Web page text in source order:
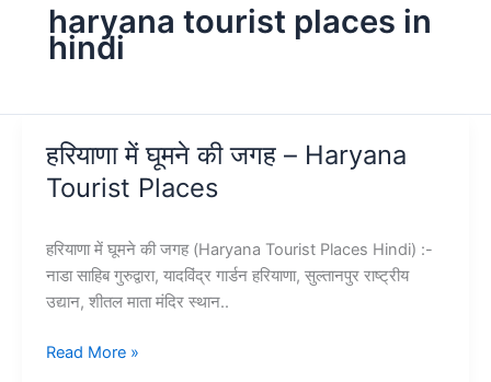
haryana tourist places in
hindi
हरियाणा में घूमने की जगह – Haryana
Tourist Places
हरियाणा में घूमने की जगह (Haryana Tourist Places Hindi) :-
नाडा साहिब गुरुद्वारा, यादविंद्र गार्डन हरियाणा, सुल्तानपुर राष्ट्रीय
उद्यान, शीतल माता मंदिर स्थान..
हरियाणा
Read More »